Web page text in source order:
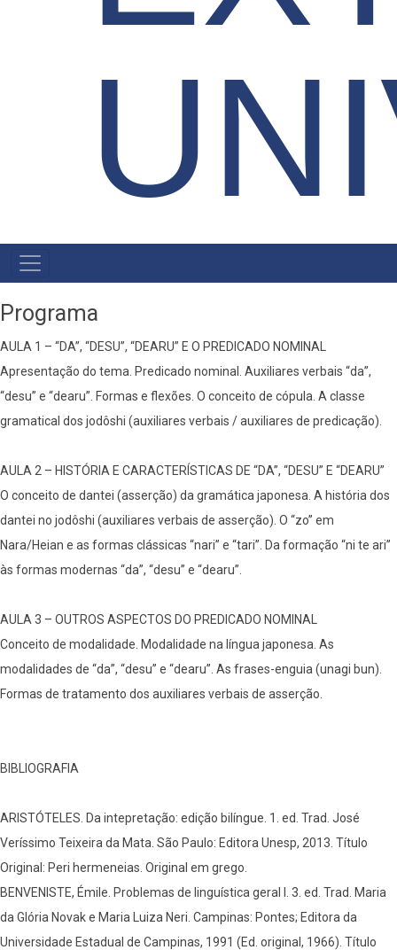
MENU
PRIMÁRIO
Programa
AULA 1 – “DA”, “DESU”, “DEARU” E O PREDICADO NOMINAL
Apresentação do tema. Predicado nominal. Auxiliares verbais “da”,
“desu” e “dearu”. Formas e flexões. O conceito de cópula. A classe
gramatical dos jodôshi (auxiliares verbais / auxiliares de predicação).
AULA 2 – HISTÓRIA E CARACTERÍSTICAS DE “DA”, “DESU” E “DEARU”
O conceito de dantei (asserção) da gramática japonesa. A história dos
dantei no jodôshi (auxiliares verbais de asserção). O “zo” em
Nara/Heian e as formas clássicas “nari” e “tari”. Da formação “ni te ari”
às formas modernas “da”, “desu” e “dearu”.
AULA 3 – OUTROS ASPECTOS DO PREDICADO NOMINAL
Conceito de modalidade. Modalidade na língua japonesa. As
modalidades de “da”, “desu” e “dearu”. As frases-enguia (unagi bun).
Formas de tratamento dos auxiliares verbais de asserção.
BIBLIOGRAFIA
ARISTÓTELES. Da intepretação: edição bilíngue. 1. ed. Trad. José
Veríssimo Teixeira da Mata. São Paulo: Editora Unesp, 2013. Título
Original: Peri hermeneias. Original em grego.
BENVENISTE, Émile. Problemas de linguística geral I. 3. ed. Trad. Maria
da Glória Novak e Maria Luiza Neri. Campinas: Pontes; Editora da
Universidade Estadual de Campinas, 1991 (Ed. original, 1966). Título